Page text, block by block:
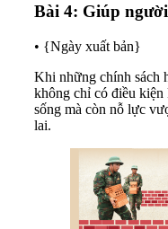
Bài 4: Giúp
• {Ngày xuất bản}
Khi những chính sách
không chỉ có điều kiện
sống mà còn nỗ lực
lai.